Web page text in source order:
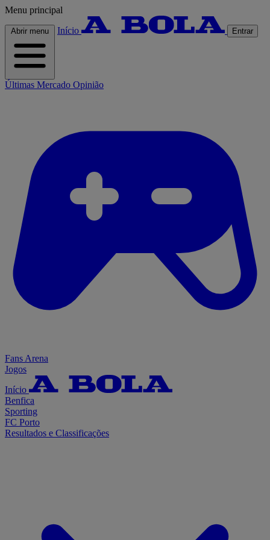
Menu principal
Abrir menu Início Entrar
Últimas Mercado Opinião
Fans Arena
Jogos
Início
Benfica
Sporting
FC Porto
Resultados e Classificações